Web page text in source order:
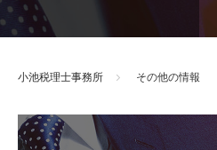
小池税理士事務所 その他の情報